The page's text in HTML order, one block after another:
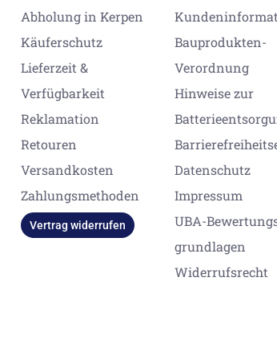
Abholung in Kerpen
Käuferschutz
Lieferzeit &
Verfügbarkeit
Reklamation
Retouren
Versandkosten
Zahlungsmethoden
Vertrag widerrufen
Bauprodukten-
Verordnung
Hinweise zur
Datenschutz
Impressum
UBA-
grundlagen
Widerrufsrecht